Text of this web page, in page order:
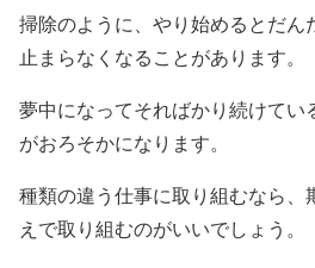
掃除のように、やり始めるとだん
止まらなくなることがあります。
夢中になってそればかり続けてい
がおろそかになります。
種類の違う仕事に取り組むなら、
えで取り組むのがいいでしょう。